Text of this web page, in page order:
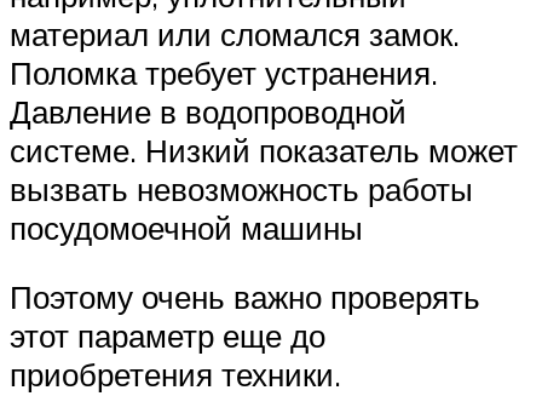
материал или сломался замок.
Поломка требует устранения.
Давление в водопроводной
системе. Низкий показатель может
вызвать невозможность работы
посудомоечной машины
Поэтому очень важно проверять
этот параметр еще до
приобретения техники.